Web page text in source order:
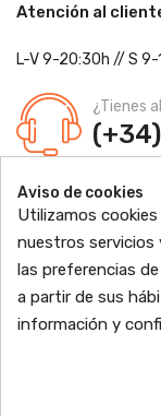
Atención al
L-V 9-20:30h // S 9-
¿Tienes
Farmacia Jordi
C/ Major, 1 - 43877
Ldo. Jordi Blanch
Nº de Colegiado: 870
Nº Autorización:
PRODUCTOS
INFORMACIÓN
Aviso de cookies
Utilizamos
nuestros servicios
las preferencias
a partir de sus
información y